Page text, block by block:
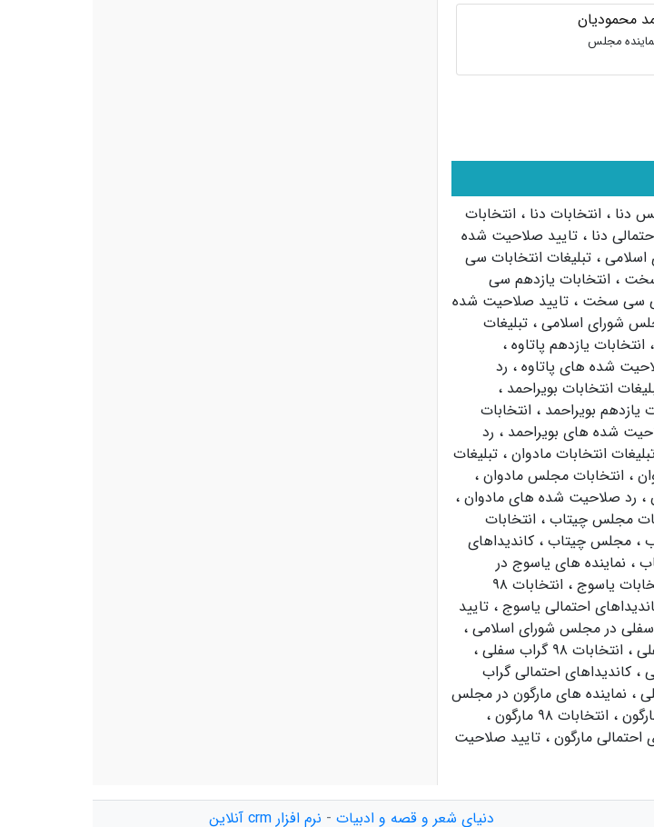
محمودیان
مجلس
دنا ، انتخابات دنا ، انتخابات
دنا ، تایید صلاحیت شده
، تبلیغات انتخابات سی
، انتخابات یازدهم سی
سی سخت ، تایید صلاحیت شده
شورای اسلامی ، تبلیغات
، انتخابات یازدهم پاتاوه ،
شده های پاتاوه ، رد
انتخابات بویراحمد ،
یازدهم بویراحمد ، انتخابات
شده های بویراحمد ، رد
انتخابات مادوان ، تبلیغات
، انتخابات مجلس مادوان ،
، رد صلاحیت شده های مادوان ،
مجلس چیتاب ، انتخابات
، مجلس چیتاب ، کاندیداهای
، نماینده های یاسوج در
یاسوج ،
انتخابات ۹۸
احتمالی یاسوج ، تایید
سفلی در مجلس شورای اسلامی ،
، انتخابات ۹۸ گراب سفلی
،
، کاندیداهای احتمالی گراب
، نماینده های مارگون در مجلس
، انتخابات ۹۸ مارگون
،
احتمالی مارگون ، تایید صلاحیت
دنیای شعر و قصه و ادبیات - نرم افزار crm آنلاین